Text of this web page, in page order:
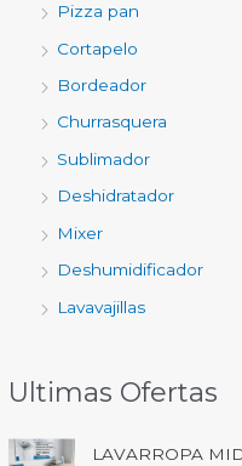
Pizza pan
Cortapelo
Bordeador
Churrasquera
Sublimador
Deshidratador
Mixer
Deshumidificador
Lavavajillas
Ultimas Ofertas
LAVARROPA